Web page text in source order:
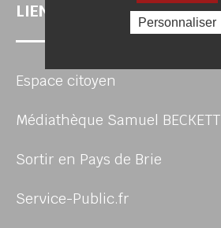
LIENS UTILES
Espace citoyen
Médiathèque Samuel BECKETT
Sortir en Pays de Brie
Service-Public.fr
Personnaliser